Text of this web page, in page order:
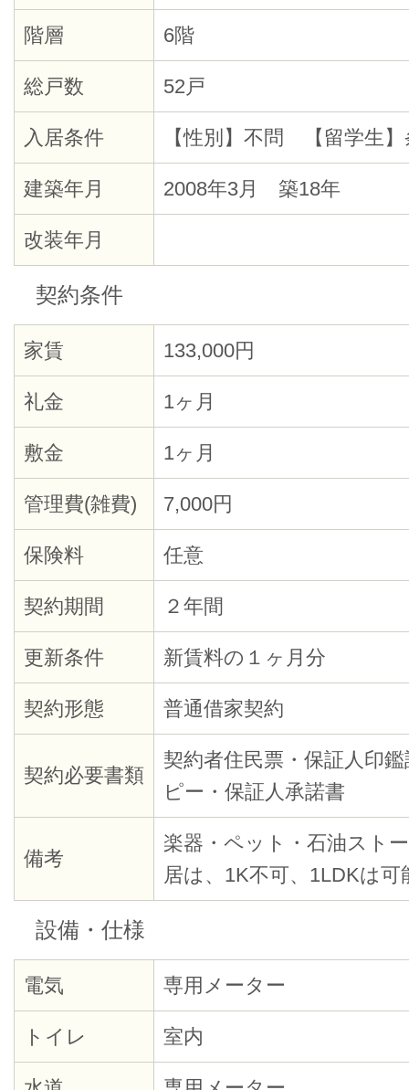
階層 6階
総戸数 52戸
入居条件 【性別】不問 【留学生
建築年月 2008年3月 築18年
改装年月
契約条件
家賃 133,000円
礼金 1ヶ月
敷金 1ヶ月
管理費(雑費) 7,000円
保険料 任意
契約期間 ２年間
更新条件 新賃料の１ヶ月分
契約形態 普通借家契約
契約必要書類
契約者住民票・保証人印
ピー・保証人承諾書
備考
楽器・ペット・石油スト
居は、1K不可、1LDKは可
設備・仕様
電気 専用メーター
トイレ 室内